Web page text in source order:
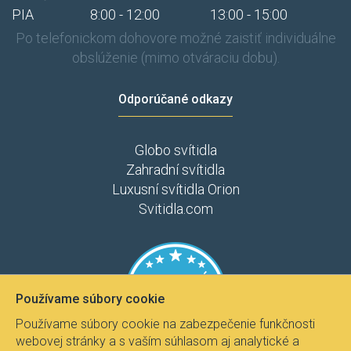
PIA
8:00 - 12:00
13:00 - 15:00
Po telefonickom dohovore možné zaistiť individuálne
obslúženie (mimo otváraciu dobu).
Odporúčané odkazy
Globo svítidla
Zahradní svítidla
Luxusní svítidla Orion
Svitidla.com
Používame súbory cookie
Používame súbory cookie na zabezpečenie funkčnosti
webovej stránky a s vaším súhlasom aj analytické a